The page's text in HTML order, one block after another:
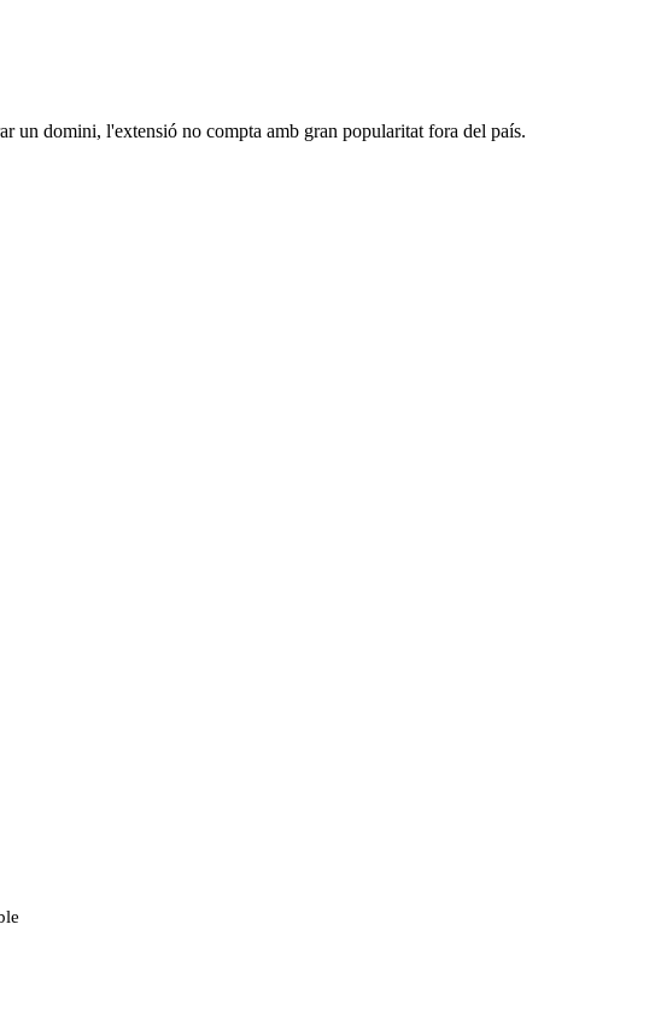
un domini, l'extensió no compta amb gran popularitat fora del país.